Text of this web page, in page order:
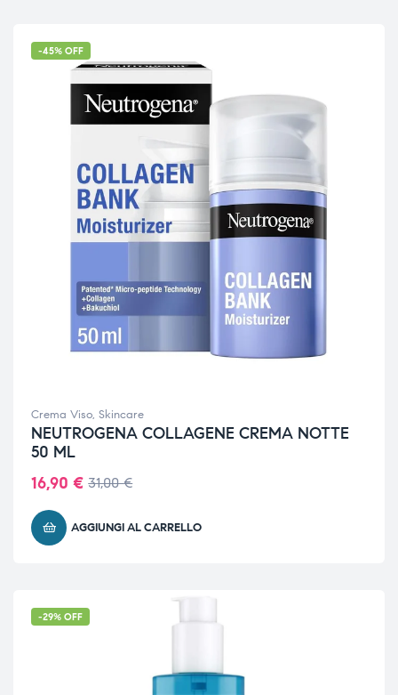
-45% OFF
Crema Viso, Skincare
NEUTROGENA COLLAGENE CREMA NOTTE
50 ML
31,00€
16,90 €
AGGIUNGI AL CARRELLO
-29% OFF